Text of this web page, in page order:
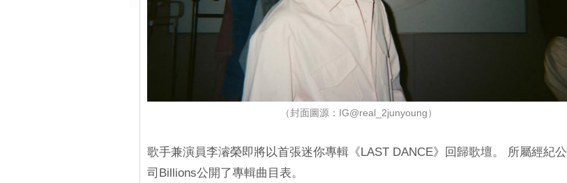
（封面圖源：IG@real_2junyoung）
歌手兼演員李濬榮即將以首張迷你專輯《LAST DANCE》回歸歌壇。 所屬經紀公
司Billions公開了專輯曲目表。